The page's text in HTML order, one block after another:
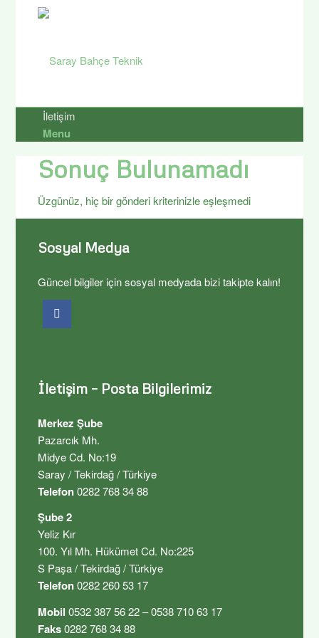
İletişim
Menu
Sonuç Bulunamadı
Üzgünüz, hiç bir gönderi kriterinizle eşleşmedi
Sosyal Medya
Güncel bilgiler için sosyal medyada bizi takipte kalın!
İletişim – Posta Bilgilerimiz
Merkez Şube
Pazarcık Mh.
Midye Cd. No:19
Saray / Tekirdağ / Türkiye
Telefon0282 768 34 88
Şube 2
Yeliz Kır
100. Yıl Mh. Hükümet Cd. No:225
S Paşa / Tekirdağ / Türkiye
Telefon0282 260 53 17
Mobil 0532 387 56 22 – 0538 710 63 17
Faks0282 768 34 88